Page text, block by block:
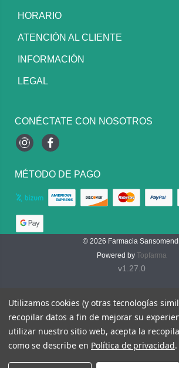
HORARIO
ATENCIÓN AL CLIENTE
INFORMACIÓN
LEGAL
CONÉCTATE CON NOSOTROS
InstagramFacebook
MÉTODO DE PAGO
© 2026 Farmacia Sansomendi
Powered by Topfarma
v1.27.0
Utilizamos cookies (y otras tecnologías
recopilar datos a fin de mejorar su
utilizar nuestro sitio web, acepta la
como se describe en Política de privacidad.